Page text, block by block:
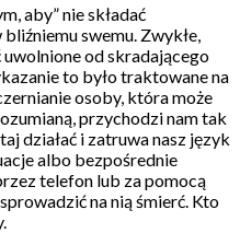
aby” nie składać
swemu. Zwykłe,
od skradającego
to było traktowane na
osoby, która może
przychodzi nam tak
działać i zatruwa nasz język
albo bezpośrednie
telefon lub za pomocą
na nią śmierć. Kto